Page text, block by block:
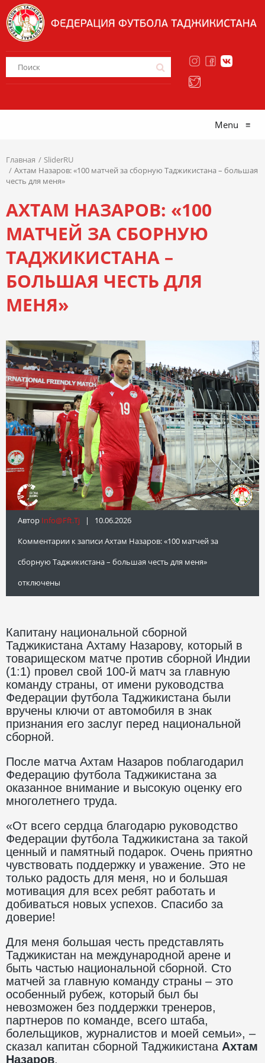
Menu ≡
Главная
SliderRU
Ахтам Назаров: «100 матчей за сборную Таджикистана – большая
честь для меня»
АХТАМ НАЗАРОВ: «100
МАТЧЕЙ ЗА СБОРНУЮ
ТАДЖИКИСТАНА –
БОЛЬШАЯ ЧЕСТЬ ДЛЯ
МЕНЯ»
Автор Info@fft.tj | 10.06.2026
Комментарии к записи Ахтам Назаров: «100 матчей за
сборную Таджикистана – большая честь для меня»
отключены
Капитану национальной сборной
Таджикистана Ахтаму Назарову, который в
товарищеском матче против сборной Индии
(1:1) провел свой 100-й матч за главную
команду страны, от имени руководства
Федерации футбола Таджикистана были
вручены ключи от автомобиля в знак
признания его заслуг перед национальной
сборной.
После матча Ахтам Назаров поблагодарил
Федерацию футбола Таджикистана за
оказанное внимание и высокую оценку его
многолетнего труда.
«От всего сердца благодарю руководство
Федерации футбола Таджикистана за такой
ценный и памятный подарок. Очень приятно
чувствовать поддержку и уважение. Это не
только радость для меня, но и большая
мотивация для всех ребят работать и
добиваться новых успехов. Спасибо за
доверие!
Для меня большая честь представлять
Таджикистан на международной арене и
быть частью национальной сборной. Сто
матчей за главную команду страны – это
особенный рубеж, который был бы
невозможен без поддержки тренеров,
партнеров по команде, всего штаба,
болельщиков, журналистов и моей семьи», –
сказал капитан сборной Таджикистана Ахтам
Назаров.